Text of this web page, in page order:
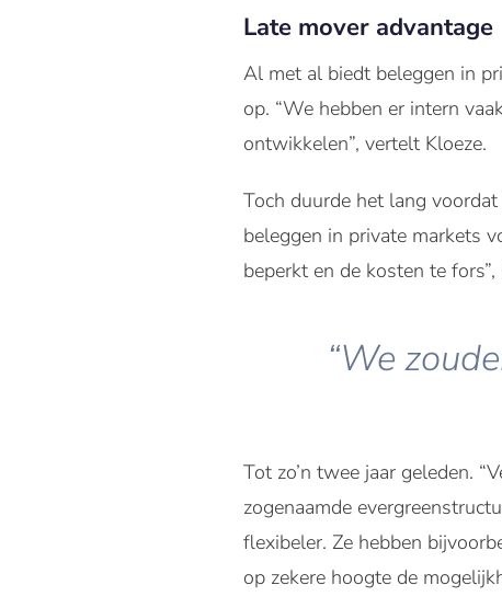
Late mover advantage
Al met al biedt beleggen in
op. “We hebben er intern
ontwikkelen”, vertelt Kloeze.
Toch duurde het lang
beleggen in private markets
beperkt en de kosten te
“We
Tot zo’n twee jaar geleden.
zogenaamde
flexibeler. Ze hebben
op zekere hoogte de